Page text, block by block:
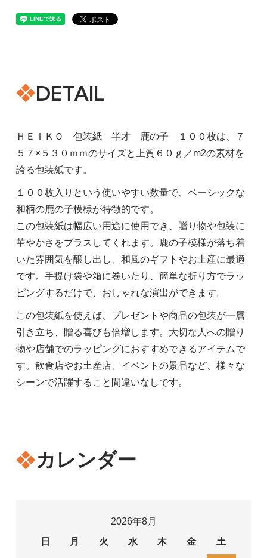
DETAIL
ＨＥＩＫＯ 包装紙 半才 鹿の子 １００枚は、７
５７×５３０ｍｍのサイズと上質６０ｇ／m2の素材を
誇る包装紙です。
１００枚入りという使いやすい数量で、ベーシックな
和柄の鹿の子模様が特徴的です。
この包装紙は幅広い用途に使用でき、贈り物や包装に
華やかさをプラスしてくれます。鹿の子模様が落ち着
いた雰囲気を醸し出し、和風のギフトやお土産に最適
です。手提げ袋や箱に巻いたり、簡単な折り方でラッ
ピングするだけで、おしゃれな演出ができます。
この包装紙を使えば、プレゼントや商品の包装が一層
引き立ち、贈る喜びも倍増します。大切な人への贈り
物や店舗でのラッピングにおすすめできるアイテムで
す。飲食店やお土産店、イベントの景品など、様々な
シーンで活躍すること間違いなしです。
カレンダー
2026年8月
日
月 火 水 木 金 土